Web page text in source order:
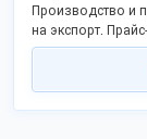
Производство и
на экспорт.
компаний.